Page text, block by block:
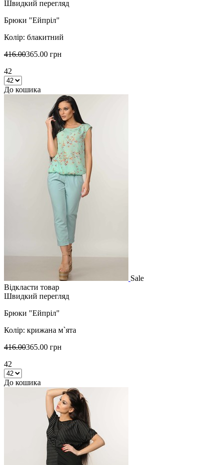
Швидкий перегляд
Брюки "Ейпріл"
Колір: блакитний
416.00365.00 грн
42
До кошика
Sale
Відкласти товар
Швидкий перегляд
Брюки "Ейпріл"
Колір: крижана м`ята
416.00365.00 грн
42
До кошика